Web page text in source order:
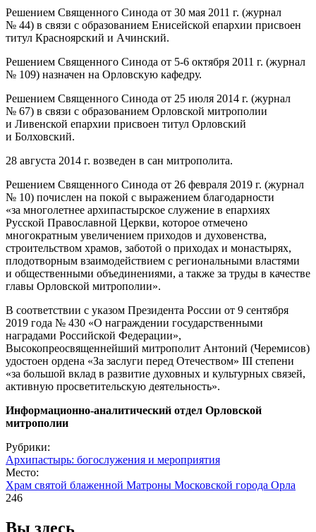
Решением Священного Синода от 30 мая 2011 г. (журнал
№ 44) в связи с образованием Енисейской епархии присвоен
титул Красноярский и Ачинский.
Решением Священного Синода от 5-6 октября 2011 г. (журнал
№ 109) назначен на Орловскую кафедру.
Решением Священного Синода от 25 июля 2014 г. (журнал
№ 67) в связи с образованием Орловской митрополии
и Ливенской епархии присвоен титул Орловский
и Болховский.
28 августа 2014 г. возведен в сан митрополита.
Решением Священного Синода от 26 февраля 2019 г. (журнал
№ 10) почислен на покой с выражением благодарности
«за многолетнее архипастырское служение в епархиях
Русской Православной Церкви, которое отмечено
многократным увеличением приходов и духовенства,
строительством храмов, заботой о приходах и монастырях,
плодотворным взаимодействием с региональными властями
и общественными объединениями, а также за труды в качестве
главы Орловской митрополии».
В соответствии с указом Президента России от 9 сентября
2019 года № 430 «О награждении государственными
наградами Российской Федерации»,
Высокопреосвященнейший митрополит Антоний (Черемисов)
удостоен ордена «За заслуги перед Отечеством» III степени
«за большой вклад в развитие духовных и культурных связей,
активную просветительскую деятельность».
Информационно-аналитический отдел Орловской
митрополии
Рубрики:
Архипастырь: богослужения и мероприятия
Место:
Храм святой блаженной Матроны Московской города Орла
246
Вы здесь